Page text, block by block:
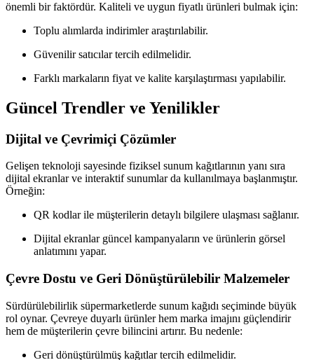
önemli bir faktördür. Kaliteli ve uygun fiyatlı ürünleri bulmak için:
Toplu alımlarda indirimler araştırılabilir.
Güvenilir satıcılar tercih edilmelidir.
Farklı markaların fiyat ve kalite karşılaştırması yapılabilir.
Güncel Trendler ve Yenilikler
Dijital ve Çevrimiçi Çözümler
Gelişen teknoloji sayesinde fiziksel sunum kağıtlarının yanı sıra
dijital ekranlar ve interaktif sunumlar da kullanılmaya başlanmıştır.
Örneğin:
QR kodlar ile müşterilerin detaylı bilgilere ulaşması sağlanır.
Dijital ekranlar güncel kampanyaların ve ürünlerin görsel
anlatımını yapar.
Çevre Dostu ve Geri Dönüştürülebilir Malzemeler
Sürdürülebilirlik süpermarketlerde sunum kağıdı seçiminde büyük
rol oynar. Çevreye duyarlı ürünler hem marka imajını güçlendirir
hem de müşterilerin çevre bilincini artırır. Bu nedenle:
Geri dönüştürülmüş kağıtlar tercih edilmelidir.